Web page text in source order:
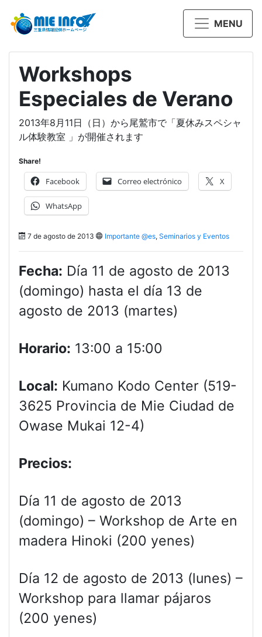
MENU
Workshops
Especiales de Verano
2013年8月11日（日）から尾鷲市で「夏休みスペシャ
ル体験教室 」が開催されます
Share!
Facebook Correo electrónico X
WhatsApp
7 de agosto de 2013 Importante @es, Seminarios y Eventos
Fecha: Día 11 de agosto de 2013
(domingo) hasta el día 13 de
agosto de 2013 (martes)
Horario: 13:00 a 15:00
Local: Kumano Kodo Center (519-
3625 Provincia de Mie Ciudad de
Owase Mukai 12-4)
Precios:
Día 11 de agosto de 2013
(domingo) – Workshop de Arte en
madera Hinoki (200 yenes)
Día 12 de agosto de 2013 (lunes) –
Workshop para llamar pájaros
(200 yenes)